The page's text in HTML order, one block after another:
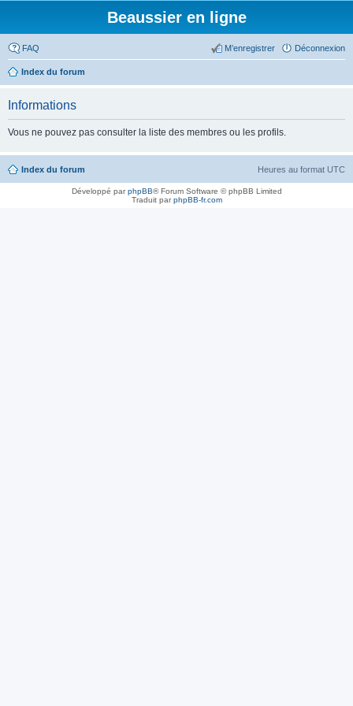
Beaussier en ligne
FAQ Déconnexion
M’enregistrer
Index du forum
Informations
Vous ne pouvez pas consulter la liste des membres ou les profils.
Index du forum Heures au format UTC
Développé parphpBB® Forum Software © phpBB Limited
Traduit parphpBB-fr.com